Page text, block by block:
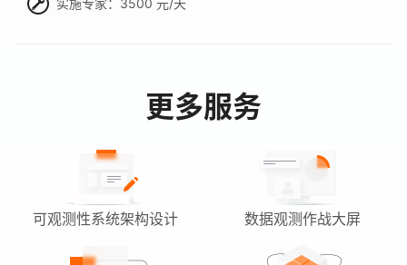
实施专家：3500 元/天
更多服务
可观测性系统架构设计 数据观测作战大屏